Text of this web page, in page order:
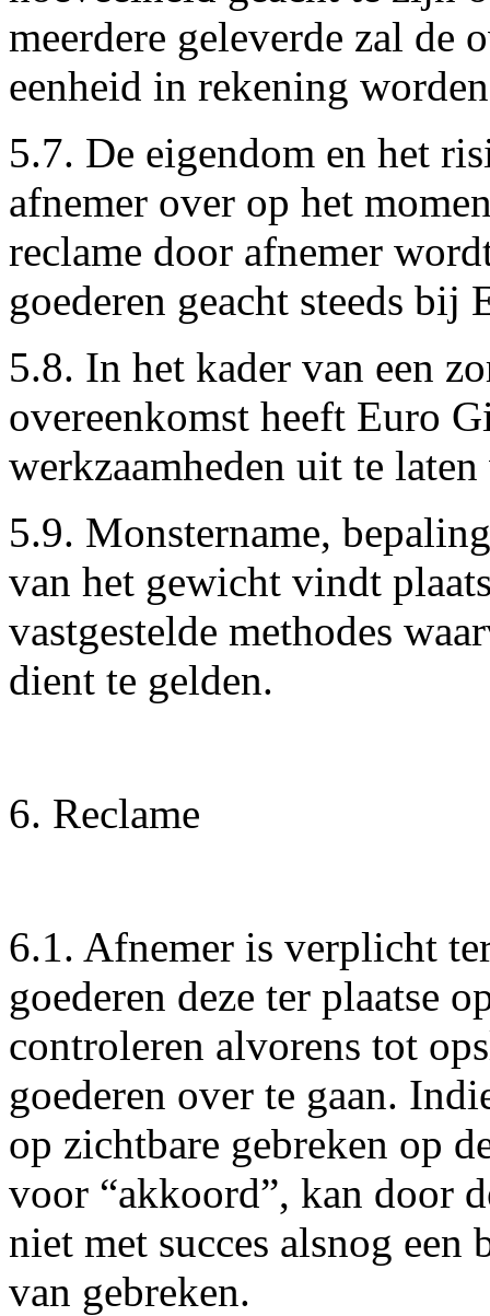
meerdere geleverde zal de
eenheid in rekening
5.7. De eigendom en het
afnemer over op het
reclame door afnemer
goederen geacht steeds
5.8. In het kader van een
overeenkomst heeft Euro
werkzaamheden uit te
5.9. Monstername,
van het gewicht vindt
vastgestelde methodes
dient te gelden.
6. Reclame
6.1. Afnemer is verplicht
goederen deze ter plaatse
controleren alvorens tot
goederen over te gaan.
op zichtbare gebreken op
voor “akkoord”, kan door
niet met succes alsnog een
van gebreken.